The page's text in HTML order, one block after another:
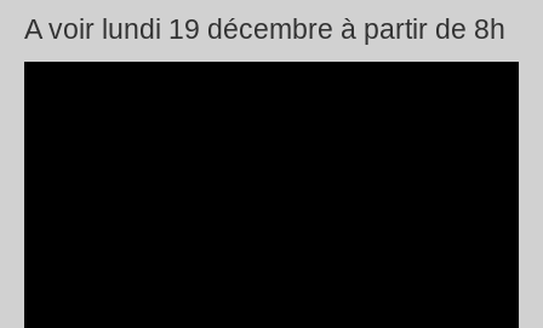
A voir lundi 19 décembre à partir de 8h